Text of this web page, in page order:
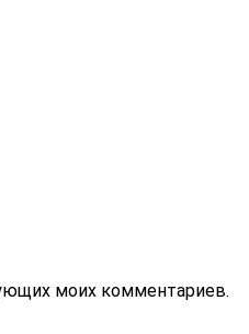
моих комментариев.